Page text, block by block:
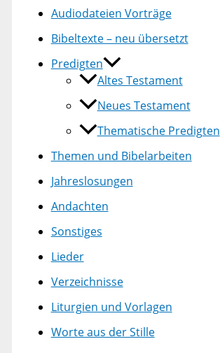
Audiodateien Vorträge
Bibeltexte – neu übersetzt
Predigten
Altes Testament
Neues Testament
Thematische Predigten
Themen und Bibelarbeiten
Jahreslosungen
Andachten
Sonstiges
Lieder
Verzeichnisse
Liturgien und Vorlagen
Worte aus der Stille